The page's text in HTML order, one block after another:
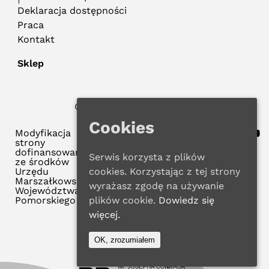
Deklaracja dostępności
Praca
Kontakt
Sklep
© 2025 WMBP w Gdańsku
Modyfikacja
strony
dofinansowana
ze środków
Urzędu
Marszałkowskiego
Województwa
Pomorskiego
Cookies
Serwis korzysta z plików
cookies. Korzystając z tej strony
wyrażasz zgodę na używanie
plików cookie. Dowiedz się
więcej.
OK, zrozumiałem